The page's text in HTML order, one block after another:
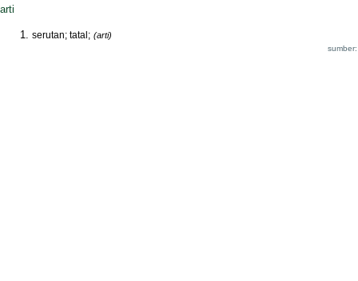
arti
serutan; tatal; (arti)